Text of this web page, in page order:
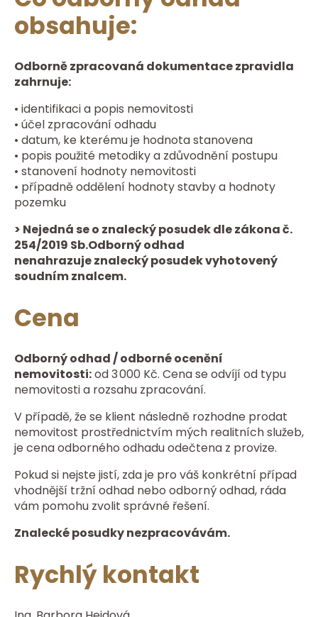
obsahuje:
Odborně zpracovaná dokumentace zpravidla
zahrnuje:
• identifikaci a popis nemovitosti
• účel zpracování odhadu
• datum, ke kterému je hodnota stanovena
• popis použité metodiky a zdůvodnění postupu
• stanovení hodnoty nemovitosti
• případně oddělení hodnoty stavby a hodnoty
pozemku
> Nejedná se o znalecký posudek dle zákona č.
254/2019 Sb.Odborný odhad
nenahrazuje znalecký posudek vyhotovený
soudním znalcem.
Cena
Odborný odhad / odborné ocenění
nemovitosti:od 3 000 Kč. Cena se odvíjí od typu
nemovitosti a rozsahu zpracování.
V případě, že se klient následně rozhodne prodat
nemovitost prostřednictvím mých realitních služeb,
je cena odborného odhadu odečtena z provize.
Pokud si nejste jistí, zda je pro váš konkrétní případ
vhodnější tržní odhad nebo odborný odhad, ráda
vám pomohu zvolit správné řešení.
Znalecké posudky nezpracovávám.
Rychlý kontakt